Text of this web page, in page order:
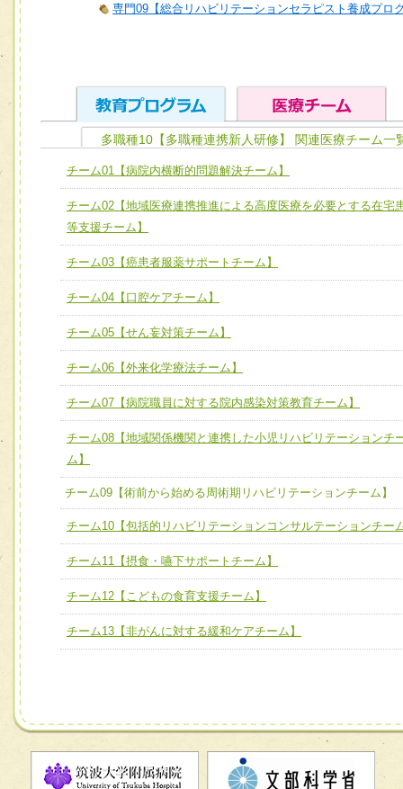
専門09【総合リハビリテーションセラピスト養成プロ
ユニット１ 医療人としての基礎能力
全人的医療を実践する医療人として、必要な基礎能力を身
ける
必要に応じて柔軟に医療チームを組織し、強調できる
ユニット３ 多職種連携力
他職種の視点とスキルを学び、相互理解と連携を深める
チーム01【病院内横断的問題解決チーム】
チーム02【地域医療連携推進による高度医療を必要とする
宅患者等支援チーム】
チーム05【せん妄対策チーム】
チーム06【外来化学療法チーム】
チーム07【病院職員に対する院内感染対策教育チーム】
チーム08【地域関係機関と連携した小児リハビリテーショ
チーム09【術前から始める周術期リハビリテーションチー
ム】
チーム10【包括的リハビリテーションコンサルテーション
ーム】
チーム11【摂食・嚥下サポートチーム】
チーム12【こどもの食育支援チーム】
多職種10【多職種連携新人研修】 関連医療チーム一
チーム01【病院内横断的問題解決チーム】
チーム02【地域医療連携推進による高度医療を必要とする在宅
等支援チーム】
チーム03【癌患者服薬サポートチーム】
チーム04【口腔ケアチーム】
チーム05【せん妄対策チーム】
チーム06【外来化学療法チーム】
チーム07【病院職員に対する院内感染対策教育チーム】
チーム08【地域関係機関と連携した小児リハビリテーションチ
ム】
チーム09【術前から始める周術期リハビリテーションチーム】
チーム10【包括的リハビリテーションコンサルテーションチー
チーム11【摂食・嚥下サポートチーム】
チーム12【こどもの食育支援チーム】
チーム13【非がんに対する緩和ケアチーム】